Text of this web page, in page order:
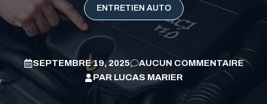
ENTRETIEN AUTO
SEPTEMBRE 19, 2025
AUCUN COMMENTAIRE
PAR LUCAS MARIER